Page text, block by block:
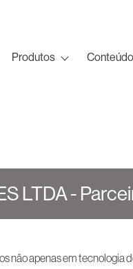
Produtos
LTDA -
não apenas em